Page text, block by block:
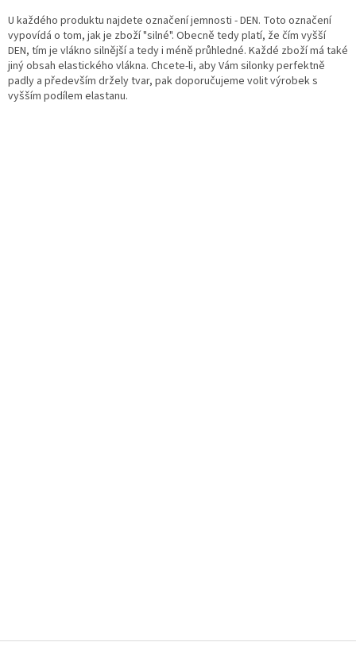
v
k
y
v
ý
U každého produktu najdete označení jemnosti - DEN. Toto označení
vypovídá o tom, jak je zboží "silné". Obecně tedy platí, že čím vyšší
DEN, tím je vlákno silnější a tedy i méně průhledné. Každé zboží má také
jiný obsah elastického vlákna. Chcete-li, aby Vám silonky perfektně
padly a především držely tvar, pak doporučujeme volit výrobek s
vyšším podílem elastanu.